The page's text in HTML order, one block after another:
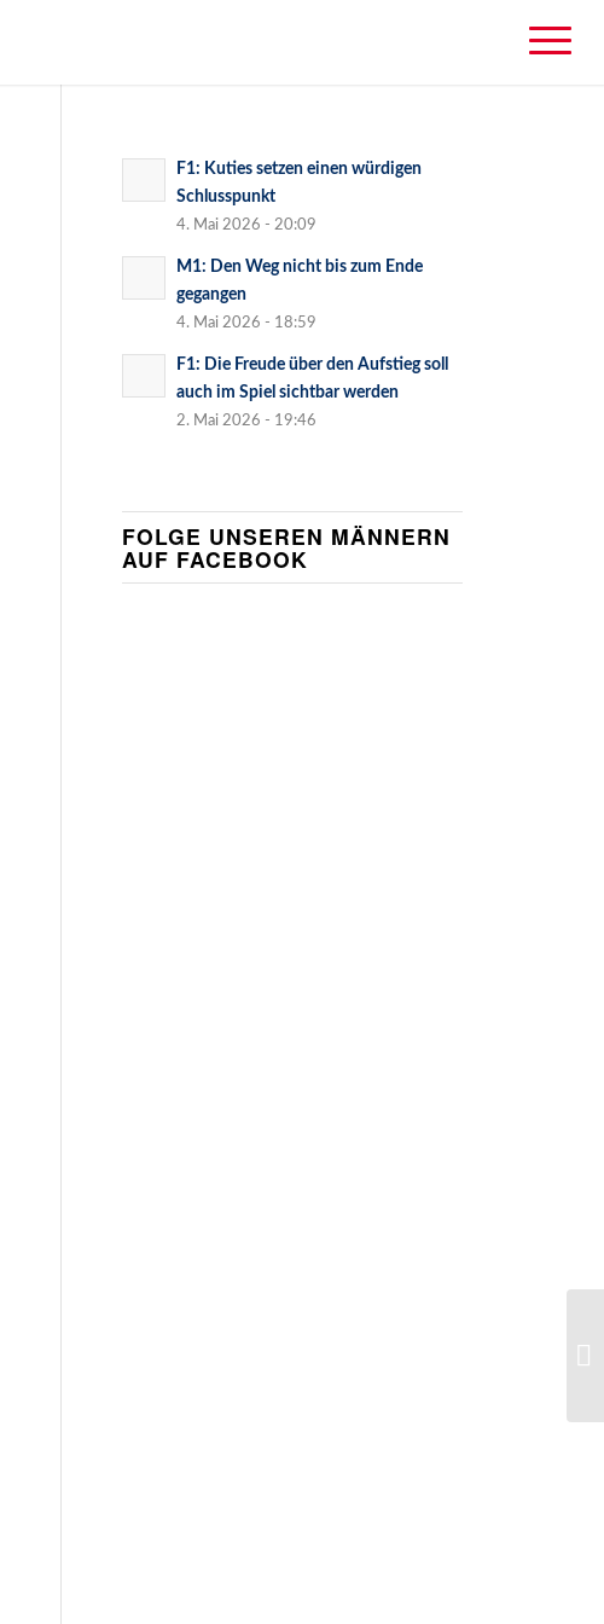
F1: Kuties setzen einen würdigen
Schlusspunkt
4. Mai 2026 - 20:09
M1: Den Weg nicht bis zum Ende
gegangen
4. Mai 2026 - 18:59
F1: Die Freude über den Aufstieg soll
auch im Spiel sichtbar werden
2. Mai 2026 - 19:46
FOLGE UNSEREN MÄNNERN
AUF FACEBOOK